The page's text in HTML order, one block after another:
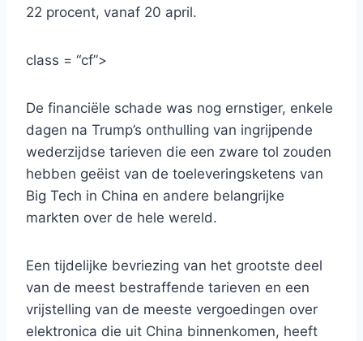
22 procent, vanaf 20 april.
class = “cf”>
De financiële schade was nog ernstiger, enkele
dagen na Trump’s onthulling van ingrijpende
wederzijdse tarieven die een zware tol zouden
hebben geëist van de toeleveringsketens van
Big Tech in China en andere belangrijke
markten over de hele wereld.
Een tijdelijke bevriezing van het grootste deel
van de meest bestraffende tarieven en een
vrijstelling van de meeste vergoedingen over
elektronica die uit China binnenkomen, heeft